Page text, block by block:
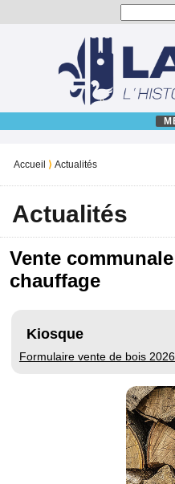
Accueil ⟩ Actualités
Actualités
Vente
chauffage
Kiosque
Formulaire vente de bois